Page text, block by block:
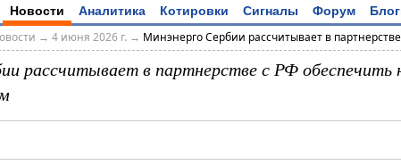
Новости Аналитика Котировки Сигналы Форум
→ 4 июня 2026 г. → Минэнерго Сербии рассчитывает в партнерстве
рассчитывает в партнерстве с РФ